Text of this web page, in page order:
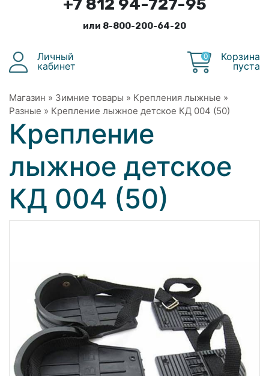
+7 812 94-727-95
или 8-800-200-64-20
Личный
кабинет
0
Корзина
пуста
Магазин » Зимние товары » Крепления лыжные »
Разные » Крепление лыжное детское КД 004 (50)
Крепление
лыжное детское
КД 004 (50)